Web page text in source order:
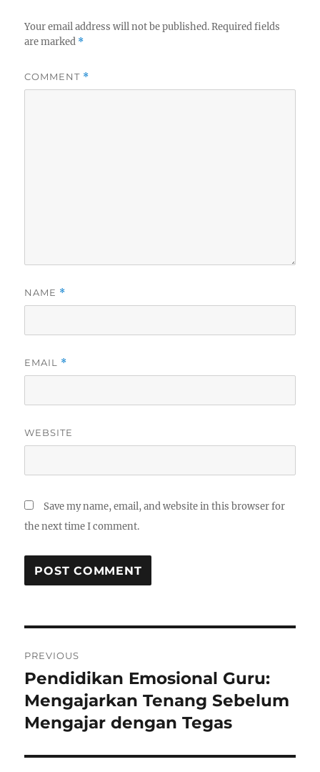
Your email address will not be published. Required fields
are marked *
COMMENT *
NAME *
EMAIL *
WEBSITE
Save my name, email, and website in this browser for
the next time I comment.
navigation
PREVIOUS
Previous
post:
Pendidikan Emosional Guru:
Mengajarkan Tenang Sebelum
Mengajar dengan Tegas